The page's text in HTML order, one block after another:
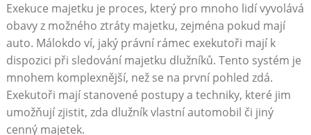
Exekuce majetku je proces, který pro mnoho ⁣lidí vyvolává
obavy z ⁤možného ztráty majetku, zejména pokud mají
auto. Málokdo ví, jaký⁤ právní ⁤rámec exekutoři mají k
dispozici při sledování majetku dlužníků. Tento ​systém je
mnohem komplexnější, než se na ⁤první pohled zdá.
Exekutoři mají stanovené ⁢postupy a techniky, které jim
umožňují‌ zjistit,⁤ zda dlužník vlastní automobil či jiný
cenný majetek.